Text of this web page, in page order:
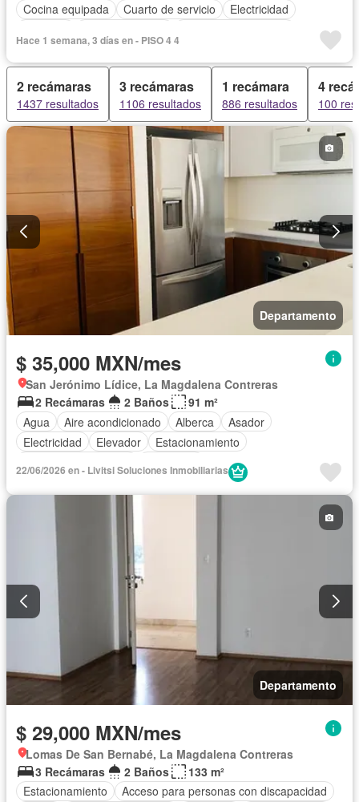
Cocina equipada
Cuarto de servicio
Electricidad
Seguridad
Zonas verdes Sin amueblar
Hace 1 semana, 3 días en - PISO 4 4
2 recámaras
1437 resultados
3 recámaras
1106 resultados
1 recámara
886 resultados
4
100
Departamento
$ 35,000 MXN/mes
San Jerónimo Lídice, La Magdalena Contreras
2 Recámaras
2 Baños
91 m²
Agua
Aire acondicionado Alberca
Asador
Electricidad
Elevador
Estacionamiento
22/06/2026 en - Livitsi Soluciones Inmobiliarias
Departamento
$ 29,000 MXN/mes
Lomas De San Bernabé, La Magdalena Contreras
3 Recámaras
2 Baños
133 m²
Estacionamiento
Acceso para personas con discapacidad